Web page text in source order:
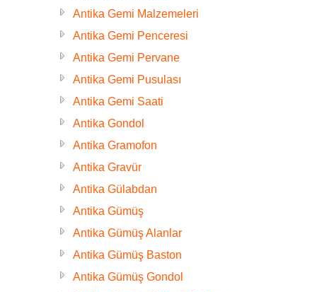
Antika Gemi Malzemeleri
Antika Gemi Penceresi
Antika Gemi Pervane
Antika Gemi Pusulası
Antika Gemi Saati
Antika Gondol
Antika Gramofon
Antika Gravür
Antika Gülabdan
Antika Gümüş
Antika Gümüş Alanlar
Antika Gümüş Baston
Antika Gümüş Gondol